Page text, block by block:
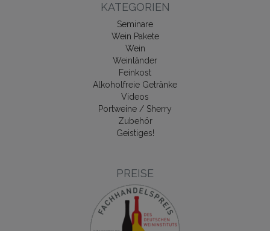
KATEGORIEN
Seminare
Wein Pakete
Wein
Weinländer
Feinkost
Alkoholfreie Getränke
Videos
Portweine / Sherry
Zubehör
Geistiges!
PREISE